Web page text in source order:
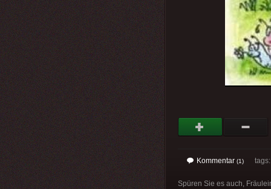
Kommentar (1)
Spüren Sie es auch,